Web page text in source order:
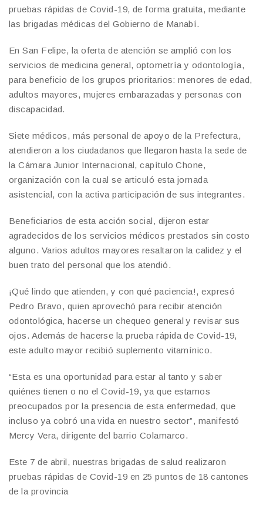
pruebas rápidas de Covid-19, de forma gratuita, mediante
las brigadas médicas del Gobierno de Manabí.
En San Felipe, la oferta de atención se amplió con los
servicios de medicina general, optometría y odontología,
para beneficio de los grupos prioritarios: menores de edad,
adultos mayores, mujeres embarazadas y personas con
discapacidad.
Siete médicos, más personal de apoyo de la Prefectura,
atendieron a los ciudadanos que llegaron hasta la sede de
la Cámara Junior Internacional, capítulo Chone,
organización con la cual se articuló esta jornada
asistencial, con la activa participación de sus integrantes.
Beneficiarios de esta acción social, dijeron estar
agradecidos de los servicios médicos prestados sin costo
alguno. Varios adultos mayores resaltaron la calidez y el
buen trato del personal que los atendió.
¡Qué lindo que atienden, y con qué paciencia!, expresó
Pedro Bravo, quien aprovechó para recibir atención
odontológica, hacerse un chequeo general y revisar sus
ojos. Además de hacerse la prueba rápida de Covid-19,
este adulto mayor recibió suplemento vitamínico.
“Esta es una oportunidad para estar al tanto y saber
quiénes tienen o no el Covid-19, ya que estamos
preocupados por la presencia de esta enfermedad, que
incluso ya cobró una vida en nuestro sector”, manifestó
Mercy Vera, dirigente del barrio Colamarco.
Este 7 de abril, nuestras brigadas de salud realizaron
pruebas rápidas de Covid-19 en 25 puntos de 18 cantones
de la provincia